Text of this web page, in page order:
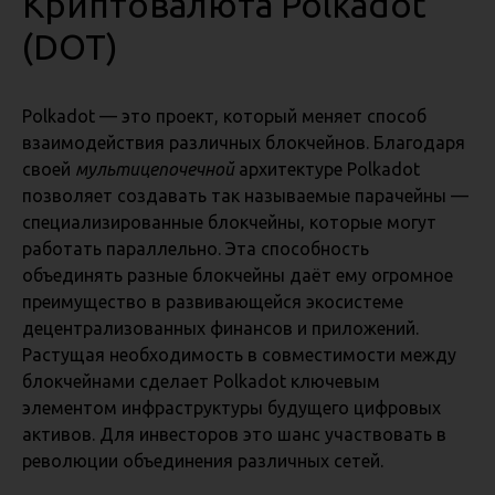
(DOT)
Polkadot — это проект, который меняет способ
взаимодействия различных блокчейнов. Благодаря
своей мультицепочечной архитектуре Polkadot
позволяет создавать так называемые парачейны —
специализированные блокчейны, которые могут
работать параллельно. Эта способность
объединять разные блокчейны даёт ему огромное
преимущество в развивающейся экосистеме
децентрализованных финансов и приложений.
Растущая необходимость в совместимости между
блокчейнами сделает Polkadot ключевым
элементом инфраструктуры будущего цифровых
активов. Для инвесторов это шанс участвовать в
революции объединения различных сетей.